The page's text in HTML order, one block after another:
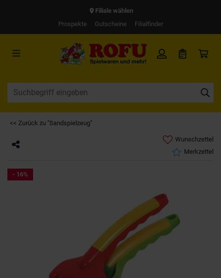
Filiale wählen
Prospekte
Gutscheine Filialfinder
<< Zurück zu "Sandspielzeug"
Wunschzettel
Merkzettel
- 16%